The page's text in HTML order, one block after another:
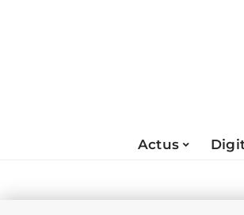
Actus